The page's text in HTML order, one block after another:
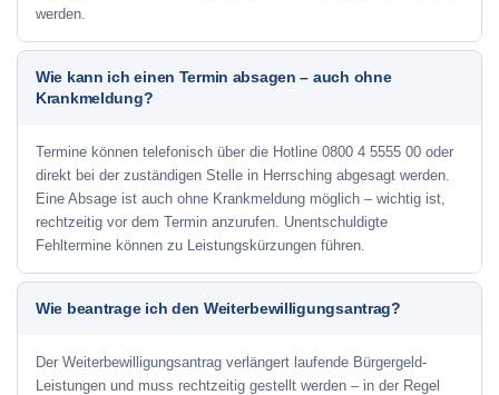
werden.
Wie kann ich einen Termin absagen – auch ohne
Krankmeldung?
Termine können telefonisch über die Hotline 0800 4 5555 00 oder
direkt bei der zuständigen Stelle in Herrsching abgesagt werden.
Eine Absage ist auch ohne Krankmeldung möglich – wichtig ist,
rechtzeitig vor dem Termin anzurufen. Unentschuldigte
Fehltermine können zu Leistungskürzungen führen.
Wie beantrage ich den Weiterbewilligungsantrag?
Der Weiterbewilligungsantrag verlängert laufende Bürgergeld-
Leistungen und muss rechtzeitig gestellt werden – in der Regel